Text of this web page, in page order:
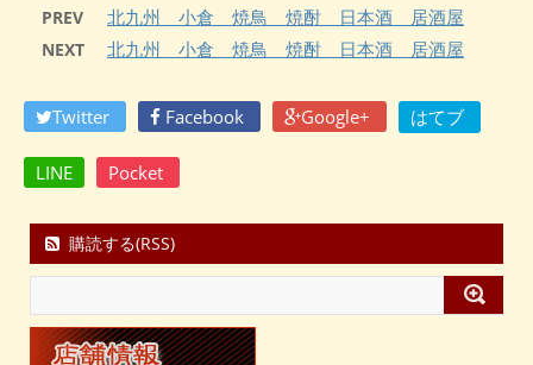
PREV 北九州 小倉 焼鳥 焼酎 日本酒 居酒屋
NEXT 北九州 小倉 焼鳥 焼酎 日本酒 居酒屋
Twitter Facebook Google+ はてブ
LINE Pocket
購読する(RSS)